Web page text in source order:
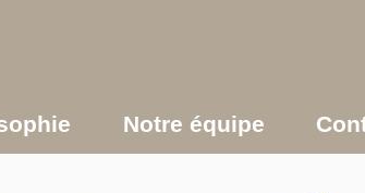
Notre équipe